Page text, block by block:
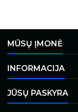
MŪSŲ ĮMONĖ
INFORMACIJA
JŪSŲ PASKYRA